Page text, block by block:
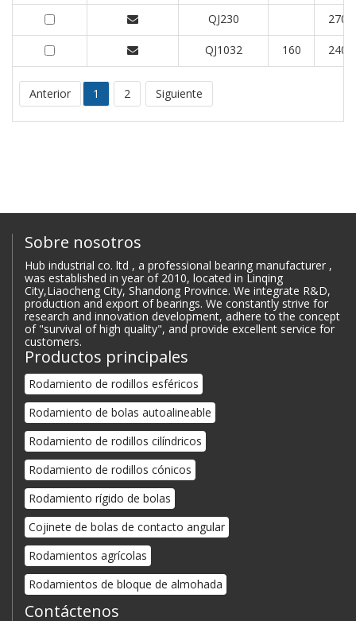
QJ230 270
QJ1032 160 240
Anterior 1 2 Siguiente
Sobre nosotros
Hub industrial co. ltd , a professional bearing manufacturer ,
was established in year of 2010, located in Linqing
City,Liaocheng City, Shandong Province. We integrate R&D,
production and export of bearings. We constantly strive for
research and innovation development, adhere to the concept
of "survival of high quality", and provide excellent service for
customers.
Productos principales
Rodamiento de rodillos esféricos
Rodamiento de bolas autoalineable
Rodamiento de rodillos cilíndricos
Rodamiento de rodillos cónicos
Rodamiento rígido de bolas
Cojinete de bolas de contacto angular
Rodamientos agrícolas
Rodamientos de bloque de almohada
Contáctenos